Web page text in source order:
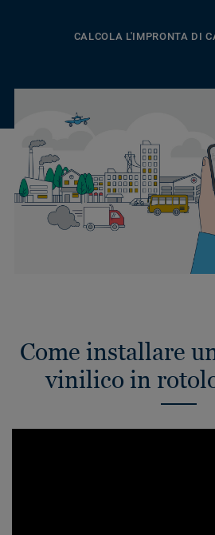
CALCOLA L'IMPRONTA DI
Come installare
vinilico in